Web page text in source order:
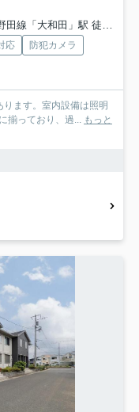
線「大和田」駅 徒歩35分
応
防犯カメラ
ます。室内設備は照明
揃っており、過... もっと